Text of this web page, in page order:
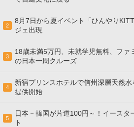
2
8月7日から夏イベント「ひんやり
ジェ出現
3
18歳未満5万円、未就学児無料、ファ
の日本一周クルーズ
4
新宿プリンスホテルで信州深層天然
提供開始
5
日本－韓国が片道100円～！イースタ
ト